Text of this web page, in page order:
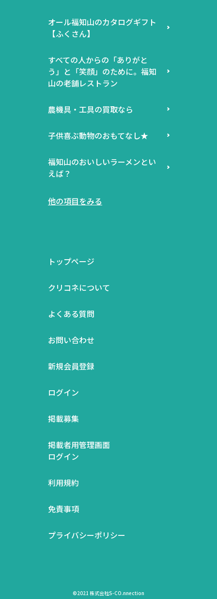
オール福知山のカタログギフト
【ふくさん】
すべての人からの「ありがと
う」と「笑顔」のために。福知
山の老舗レストラン
農機具・工具の買取なら
子供喜ぶ動物のおもてなし★
福知山のおいしいラーメンとい
えば？
他の項目をみる
トップページ
クリコネについて
よくある質問
お問い合わせ
新規会員登録
ログイン
掲載募集
掲載者用管理画面
ログイン
利用規約
免責事項
プライバシーポリシー
©2021 株式会社S-CO.nnection